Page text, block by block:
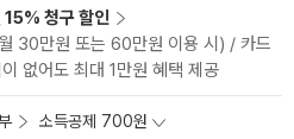
15% 청구 할인
30만원 또는 60만원 이용 시) / 카드
없어도 최대 1만원 혜택 제공
소득공제 700원